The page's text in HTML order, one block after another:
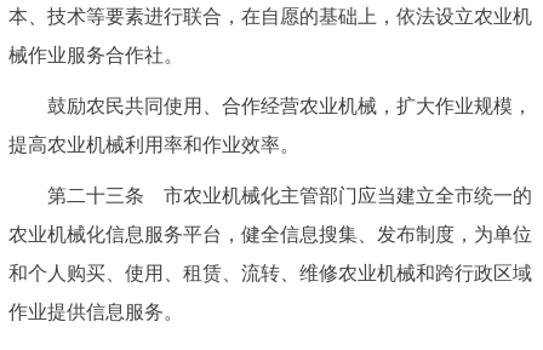
本、技术等要素进行联合，在自愿的基础上，依法设立农业机
械作业服务合作社。
鼓励农民共同使用、合作经营农业机械，扩大作业规模，
提高农业机械利用率和作业效率。
第二十三条 市农业机械化主管部门应当建立全市统一的
农业机械化信息服务平台，健全信息搜集、发布制度，为单位
和个人购买、使用、租赁、流转、维修农业机械和跨行政区域
作业提供信息服务。